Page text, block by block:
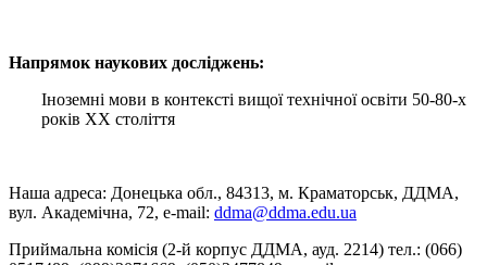
Напрямок наукових досліджень:
Іноземні мови в контексті вищої технічної освіти 50-80-х
років ХХ століття
Наша адреса: Донецька обл., 84313, м. Краматорськ, ДДМА,
вул. Академічна, 72, е-mail: ddma@ddma.edu.ua
Приймальна комісія (2-й корпус ДДМА, ауд. 2214) тел.: (066)